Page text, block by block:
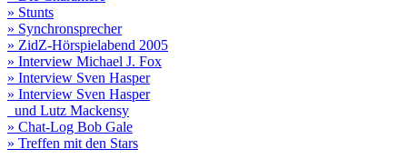
» Stunts
» Synchronsprecher
» ZidZ-Hörspielabend 2005
» Interview Michael J. Fox
» Interview Sven Hasper
» Interview Sven Hasper
und Lutz Mackensy
» Chat-Log Bob Gale
» Treffen mit den Stars